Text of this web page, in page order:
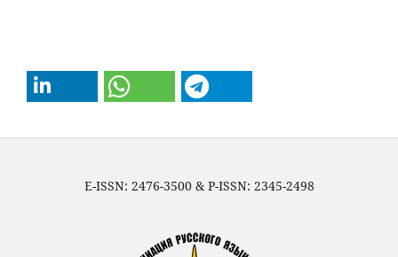
E-ISSN: 2476-3500 & P-ISSN: 2345-2498